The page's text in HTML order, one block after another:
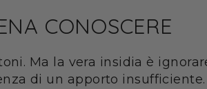
CONOSCERE
Ma la vera insidia è
di un apporto